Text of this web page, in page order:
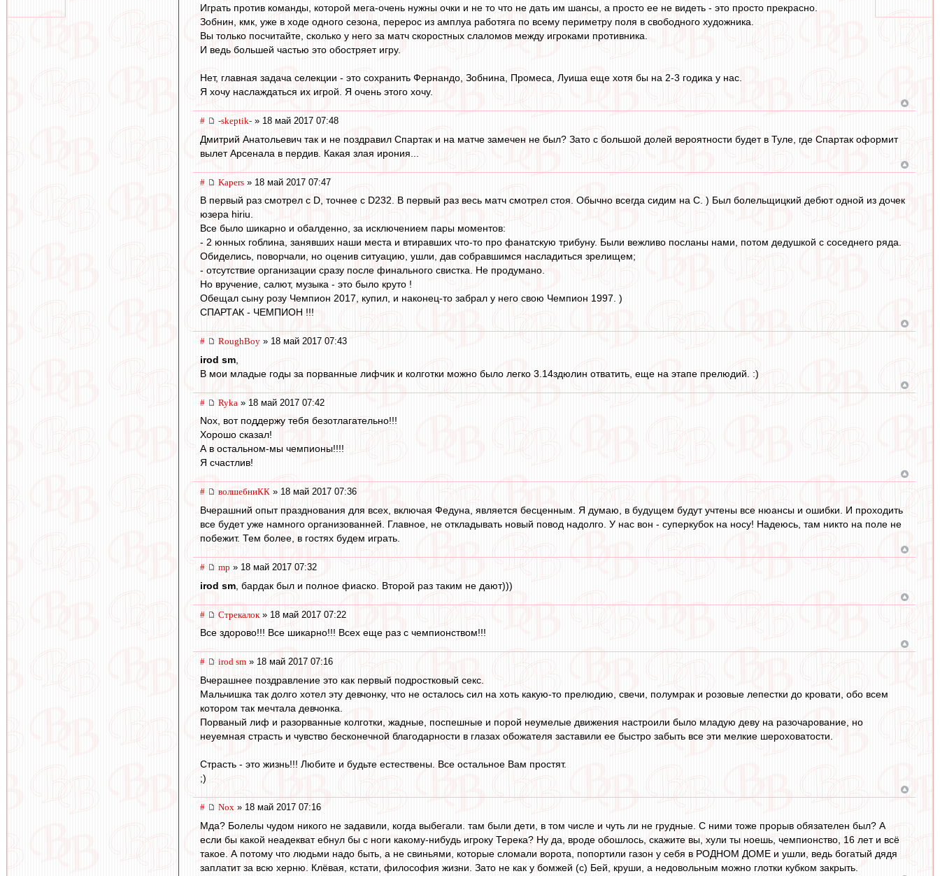
Играть против команды, которой мега-очень нужны очки и не то что не дать им шансы, а просто ее не видеть - это просто прекрасно.
Зобнин, кмк, уже в ходе одного сезона, перерос из амплуа работяга по всему периметру поля в свободного художника.
Вы только посчитайте, сколько у него за матч скоростных слаломов между игроками противника.
И ведь большей частью это обостряет игру.
Нет, главная задача селекции - это сохранить Фернандо, Зобнина, Промеса, Луиша еще хотя бы на 2-3 годика у нас.
Я хочу наслаждаться их игрой. Я очень этого хочу.
# -skeptik- » 18 май 2017 07:48
Дмитрий Анатольевич так и не поздравил Спартак и на матче замечен не был? Зато с большой долей вероятности будет в Туле, где Спартак оформит
вылет Арсенала в пердив. Какая злая ирония...
# Kapers » 18 май 2017 07:47
В первый раз смотрел с D, точнее с D232. В первый раз весь матч смотрел стоя. Обычно всегда сидим на С. ) Был болельщицкий дебют одной из дочек
юзера hiriu.
Все было шикарно и обалденно, за исключением пары моментов:
- 2 юнных гоблина, занявших наши места и втиравших что-то про фанатскую трибуну. Были вежливо посланы нами, потом дедушкой с соседнего ряда.
Обиделись, поворчали, но оценив ситуацию, ушли, дав собравшимся насладиться зрелищем;
- отсутствие организации сразу после финального свистка. Не продумано.
Но вручение, салют, музыка - это было круто !
Обещал сыну розу Чемпион 2017, купил, и наконец-то забрал у него свою Чемпион 1997. )
СПАРТАК - ЧЕМПИОН !!!
# RoughBoy » 18 май 2017 07:43
irod sm
В мои младые годы за порванные лифчик и колготки можно было легко 3.14здюлин отватить, еще на этапе прелюдий. :)
# Ryka » 18 май 2017 07:42
Nox, вот поддержу тебя безотлагательно!!!
Хорошо сказал!
А в остальном-мы чемпионы!!!!
Я счастлив!
# волшебниКК » 18 май 2017 07:36
Вчерашний опыт празднования для всех, включая Федуна, является бесценным. Я думаю, в будущем будут учтены все нюансы и ошибки. И проходить
все будет уже намного организованней. Главное, не откладывать новый повод надолго. У нас вон - суперкубок на носу! Надеюсь, там никто на поле не
побежит. Тем более, в гостях будем играть.
# mp » 18 май 2017 07:32
irod sm , бардак был и полное фиаско. Второй раз таким не дают)))
# Стрекалок » 18 май 2017 07:22
Все здорово!!! Все шикарно!!! Всех еще раз с чемпионством!!!
# irod sm » 18 май 2017 07:16
Вчерашнее поздравление это как первый подростковый секс.
Мальчишка так долго хотел эту девчонку, что не осталось сил на хоть какую-то прелюдию, свечи, полумрак и розовые лепестки до кровати, обо всем
котором так мечтала девчонка.
Порваный лиф и разорванные колготки, жадные, поспешные и порой неумелые движения настроили было младую деву на разочарование, но
неуемная страсть и чувство бесконечной благодарности в глазах обожателя заставили ее быстро забыть все эти мелкие шероховатости.
Страсть - это жизнь!!! Любите и будьте естествены. Все остальное Вам простят.
;)
# Nox » 18 май 2017 07:16
Мда? Болелы чудом никого не задавили, когда выбегали. там были дети, в том числе и чуть ли не грудные. С ними тоже прорыв обязателен был? А
если бы какой неадекват ебнул бы с ноги какому-нибудь игроку Терека? Ну да, вроде обошлось, скажите вы, хули ты ноешь, чемпионство, 16 лет и всё
такое. А потому что людьми надо быть, а не свиньями, которые сломали ворота, попортили газон у себя в РОДНОМ ДОМЕ и ушли, ведь богатый дядя
заплатит за всю херню. Клёвая, кстати, философия жизни. Зато не как у бомжей (с) Бей, круши, а недовольным можно глотки кубком закрыть.